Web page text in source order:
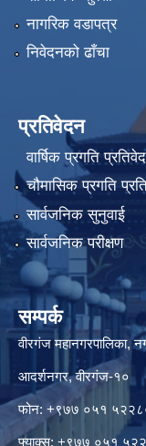
नागरिक वडापत्र
निवेदनको ढाँचा
प्रतिवेदन
वार्षिक प्रगति
चौमासिक प्रगति
सार्वजनिक सुनुवाई
सार्वजनिक परीक्षण
सम्पर्क
वीरगंज महानगरपालिका,
आदर्शनगर, वीरगंज-१०
फोन: +९७७ ०५१
फ्याक्स: +९७७ ०५१